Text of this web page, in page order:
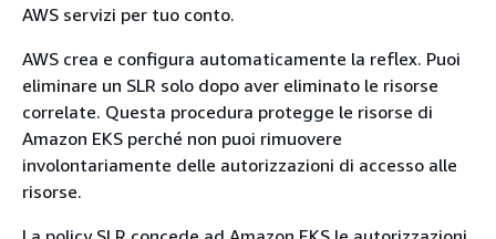
AWS servizi per tuo conto.
AWS crea e configura automaticamente la reflex. Puoi
eliminare un SLR solo dopo aver eliminato le risorse
correlate. Questa procedura protegge le risorse di
Amazon EKS perché non puoi rimuovere
involontariamente delle autorizzazioni di accesso alle
risorse.